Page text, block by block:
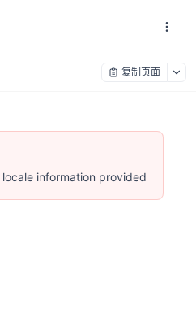
复制页面
information provided